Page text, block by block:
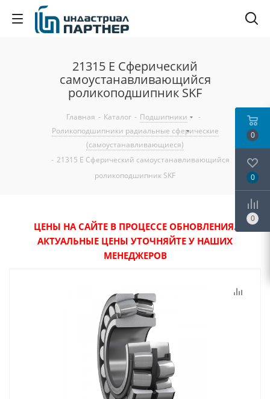
21315 E Сферический
самоустанавливающийся
роликоподшипник SKF
Главная - Каталог - Подшипники
-
Роликоподшипники радиальные сферические
(самоустанавливающиеся)
- 21315 E Сферический самоустанавливающийся
роликоподшипник SKF
ЦЕНЫ НА САЙТЕ В ПРОЦЕССЕ ОБНОВЛЕНИЯ.
АКТУАЛЬНЫЕ ЦЕНЫ УТОЧНЯЙТЕ У НАШИХ
МЕНЕДЖЕРОВ
0
0
0